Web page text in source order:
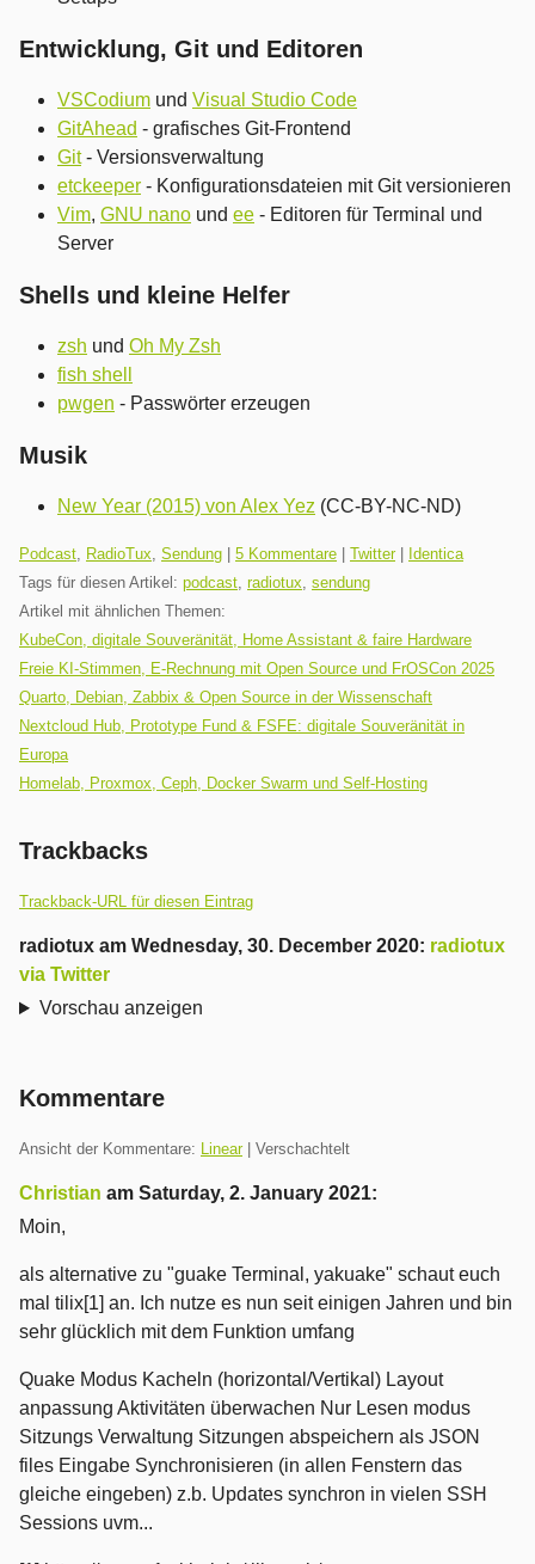
Entwicklung, Git und Editoren
VSCodium und Visual Studio Code
GitAhead - grafisches Git-Frontend
Git- Versionsverwaltung
etckeeper - Konfigurationsdateien mit Git versionieren
Vim, GNU nano und ee - Editoren für Terminal und
Server
Shells und kleine Helfer
zsh und Oh My Zsh
fish shell
pwgen - Passwörter erzeugen
Musik
New Year (2015) von Alex Yez (CC-BY-NC-ND)
Kategorien:
Podcast, RadioTux, Sendung 5 Kommentare Twitter|
Identica
Tags für diesen Artikel: podcast, radiotux, sendung
Artikel mit ähnlichen Themen:
KubeCon, digitale Souveränität, Home Assistant & faire Hardware
Freie KI-Stimmen, E-Rechnung mit Open Source und FrOSCon 2025
Quarto, Debian, Zabbix & Open Source in der Wissenschaft
Nextcloud Hub, Prototype Fund & FSFE: digitale Souveränität in
Europa
Homelab, Proxmox, Ceph, Docker Swarm und Self-Hosting
Trackbacks
Trackback-URL für diesen Eintrag
radiotux am Wednesday, 30. December 2020: radiotux
via Twitter
Vorschau anzeigen
Kommentare
Ansicht der Kommentare: Linear| Verschachtelt
Christian am Saturday, 2. January 2021:
Moin,
als alternative zu "guake Terminal, yakuake" schaut euch
mal tilix[1] an. Ich nutze es nun seit einigen Jahren und bin
sehr glücklich mit dem Funktion umfang
Quake Modus Kacheln (horizontal/Vertikal) Layout
anpassung Aktivitäten überwachen Nur Lesen modus
Sitzungs Verwaltung Sitzungen abspeichern als JSON
files Eingabe Synchronisieren (in allen Fenstern das
gleiche eingeben) z.b. Updates synchron in vielen SSH
Sessions uvm...